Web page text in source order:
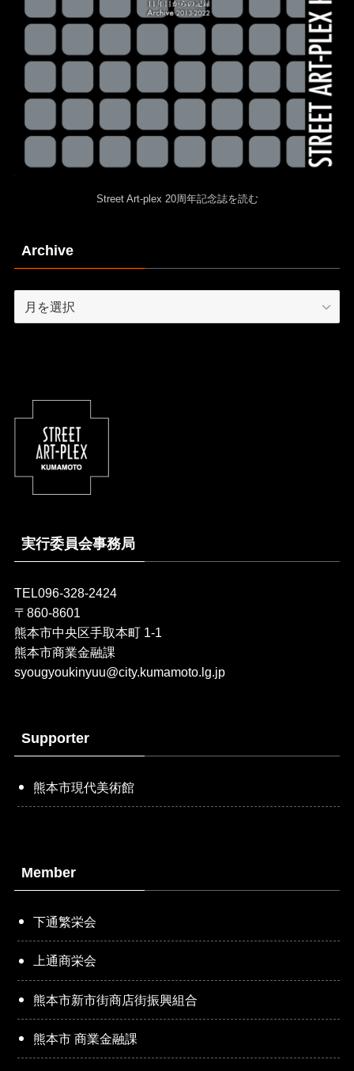
Street Art-plex 20周年記念誌を読む
Archive
Archive
実行委員会事務局
TEL096-328-2424
〒860-8601
熊本市中央区手取本町 1-1
熊本市商業金融課
syougyoukinyuu@city.kumamoto.lg.jp
Supporter
熊本市現代美術館
Member
下通繁栄会
上通商栄会
熊本市新市街商店街振興組合
熊本市 商業金融課